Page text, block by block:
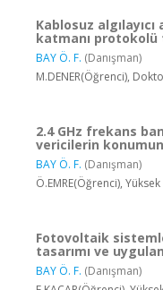
Kablosuz
katmanı protokolü
BAY Ö. F. (Danışman)
M.DENER(Öğrenci),
2.4 GHz frekans
vericilerin
BAY Ö. F. (Danışman)
Ö.EMRE(Öğrenci),
Fotovoltaik
tasarımı ve
BAY Ö. F. (Danışman)